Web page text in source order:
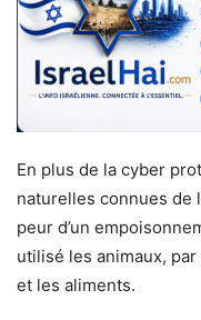
En plus de la cyber
naturelles connues de
peur d’un
utilisé les animaux,
et les aliments.